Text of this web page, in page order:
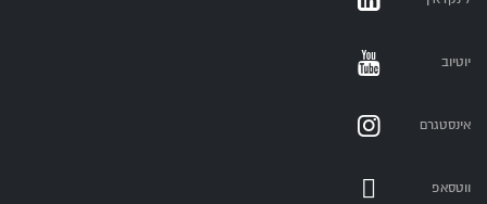
יוטיוב
אינסטגרם
ווטסאפ